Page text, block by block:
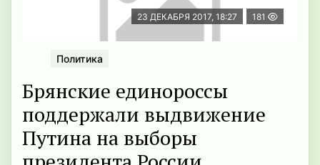
23 ДЕКАБРЯ 2017, 18:27 181
Политика
Брянские единороссы
поддержали выдвижение
Путина на выборы